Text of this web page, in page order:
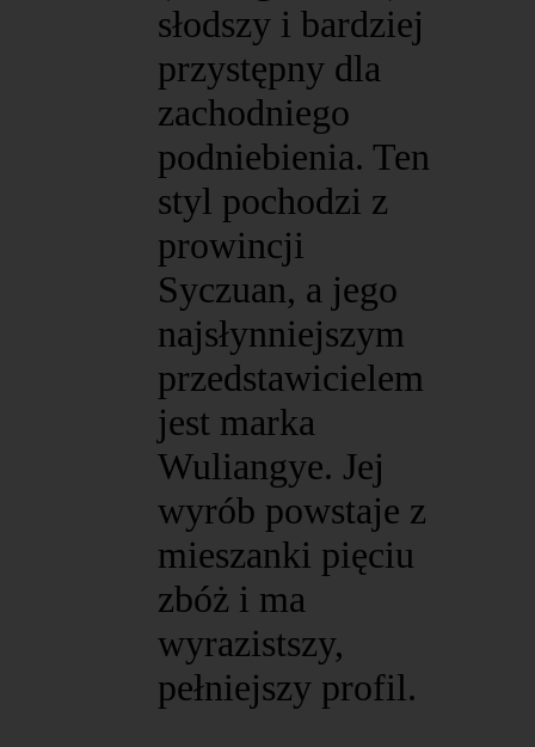
słodszy i bardziej
przystępny dla
zachodniego
podniebienia. Ten
styl pochodzi z
prowincji
Syczuan, a jego
najsłynniejszym
przedstawicielem
jest marka
Wuliangye. Jej
wyrób powstaje z
mieszanki pięciu
zbóż i ma
wyrazistszy,
pełniejszy profil.